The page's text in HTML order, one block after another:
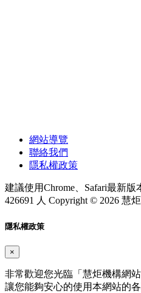
網站導覽
聯絡我們
隱私權政策
建議使用Chrome、Safari最新版
426691 人 Copyright © 2026 慧
隱私權政策
×
非常歡迎您光臨「慧炬機構網
讓您能夠安心的使用本網站的